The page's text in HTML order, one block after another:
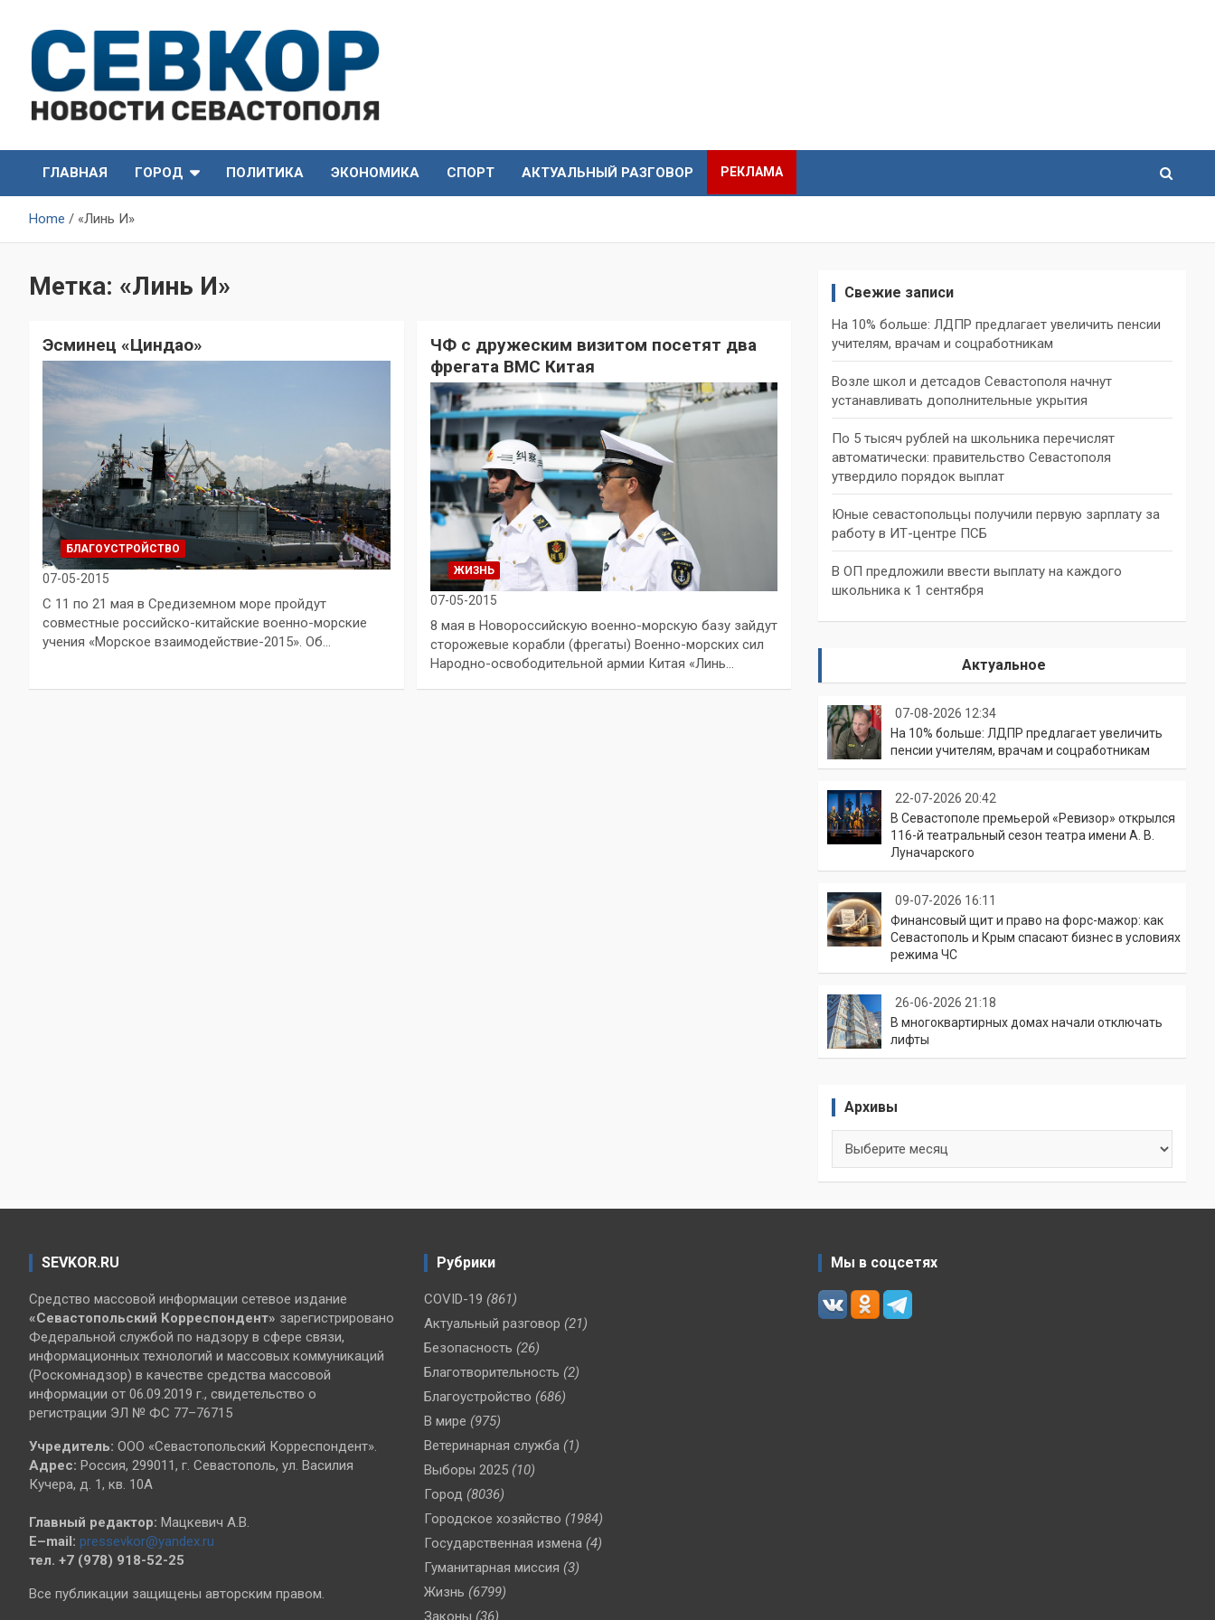
content
СевКор — Новости
Севастополя
Севастополя
ГЛАВНАЯ
ГОРОД ПОЛИТИКА ЭКОНОМИКА СПОРТ АКТУАЛЬНЫЙ РАЗГОВОР РЕКЛАМА
Home «Линь И»
Метка: «Линь И»
Эсминец «Циндао»
БЛАГОУСТРОЙСТВО
07-05-2015
С 11 по 21 мая в Средиземном море пройдут
совместные российско-китайские военно-морские
учения «Морское взаимодействие-2015». Об…
ЧФ с дружеским визитом посетят два
фрегата ВМС Китая
ЖИЗНЬ
07-05-2015
8 мая в Новороссийскую военно-морскую базу зайдут
сторожевые корабли (фрегаты) Военно-морских сил
Народно-освободительной армии Китая «Линь…
Свежие записи
На 10% больше: ЛДПР предлагает увеличить пенсии
учителям, врачам и соцработникам
Возле школ и детсадов Севастополя начнут
устанавливать дополнительные укрытия
По 5 тысяч рублей на школьника перечислят
автоматически: правительство Севастополя
утвердило порядок выплат
Юные севастопольцы получили первую зарплату за
работу в ИТ-центре ПСБ
В ОП предложили ввести выплату на каждого
школьника к 1 сентября
Актуальное
07-08-2026 12:34
На 10% больше: ЛДПР предлагает увеличить
пенсии учителям, врачам и соцработникам
22-07-2026 20:42
В Севастополе премьерой «Ревизор» открылся
116-й театральный сезон театра имени А. В.
Луначарского
09-07-2026 16:11
Финансовый щит и право на форс-мажор: как
Севастополь и Крым спасают бизнес в условиях
режима ЧС
26-06-2026 21:18
В многоквартирных домах начали отключать
лифты
Архивы
SEVKOR.RU
Средство массовой информации сетевое издание
«Севастопольский Корреспондент» зарегистрировано
Федеральной службой по надзору в сфере связи,
информационных технологий и массовых коммуникаций
(Роскомнадзор) в качестве средства массовой
информации от 06.09.2019 г., свидетельство о
регистрации ЭЛ № ФС 77–76715
Учредитель: ООО «Севастопольский Корреспондент».
Адрес: Россия, 299011, г. Севастополь, ул. Василия
Кучера, д. 1, кв. 10А
Главный редактор: Мацкевич А.В.
E–mail: pressevkor@yandex.ru
тел. +7 (978) 918-52-25
Все публикации защищены авторским правом.
Рубрики
COVID-19 (861)
Актуальный разговор (21)
Безопасность (26)
Благотворительность (2)
Благоустройство (686)
В мире (975)
Ветеринарная служба (1)
Выборы 2025 (10)
Город (8036)
Городское хозяйство (1984)
Государственная измена (4)
Гуманитарная миссия (3)
Жизнь (6799)
Законы (36)
Мы в соцсетях